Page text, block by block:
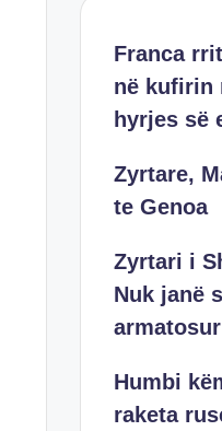
Franca
në kufirin
hyrjes së
Zyrtare,
te Genoa
Zyrtari i
Nuk janë
Humbi
raketa